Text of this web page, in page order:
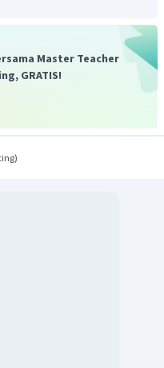
benar adalah C.
Master Teacher
GRATIS!
)